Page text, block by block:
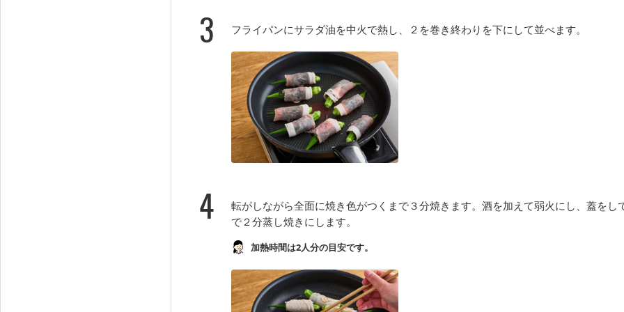
3 フライパンにサラダ油を中火で熱し、２を巻き終わりを下にして並べます。
4
転がしながら全面に焼き色がつくまで３分焼きます。酒を加えて弱火にし、蓋をし
で２分蒸し焼きにします。
加熱時間は2人分の目安です。